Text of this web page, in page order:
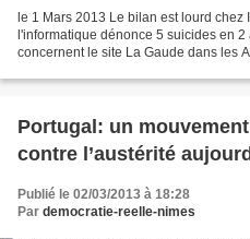
le 1 Mars 2013 Le bilan est lourd chez
l'informatique dénonce 5 suicides en
concernent le site La Gaude dans les
Portugal: un
contre l’austérité
Publié le 02/03/2013 à 18:28
Par democratie-reelle-nimes